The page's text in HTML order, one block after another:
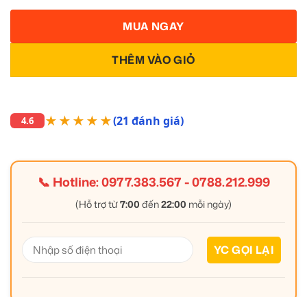
THÊM VÀO GIỎ
MUA NGAY
4.6 ★★★★★(21 đánh giá)
📞 Hotline:0977.383.567-0788.212.999
(Hỗ trợ từ7:00 đến22:00 mỗi ngày)